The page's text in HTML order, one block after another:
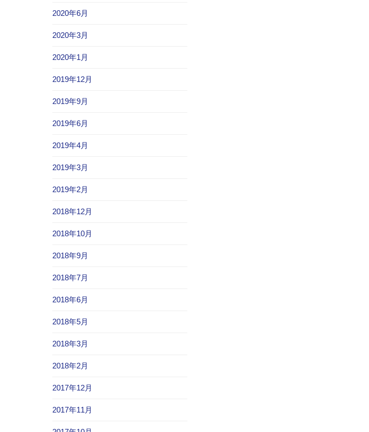
2020年6月
2020年3月
2020年1月
2019年12月
2019年9月
2019年6月
2019年4月
2019年3月
2019年2月
2018年12月
2018年10月
2018年9月
2018年7月
2018年6月
2018年5月
2018年3月
2018年2月
2017年12月
2017年11月